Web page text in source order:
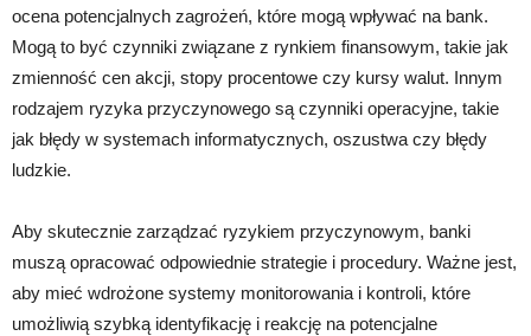
ocena potencjalnych zagrożeń, które mogą wpływać na bank.
Mogą to być czynniki związane z rynkiem finansowym, takie jak
zmienność cen akcji, stopy procentowe czy kursy walut. Innym
rodzajem ryzyka przyczynowego są czynniki operacyjne, takie
jak błędy w systemach informatycznych, oszustwa czy błędy
ludzkie.
Aby skutecznie zarządzać ryzykiem przyczynowym, banki
muszą opracować odpowiednie strategie i procedury. Ważne jest,
aby mieć wdrożone systemy monitorowania i kontroli, które
umożliwią szybką identyfikację i reakcję na potencjalne